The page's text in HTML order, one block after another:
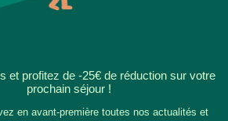
et profitez de -25€ de réduction sur votre
prochain séjour !
en avant-première toutes nos actualités et